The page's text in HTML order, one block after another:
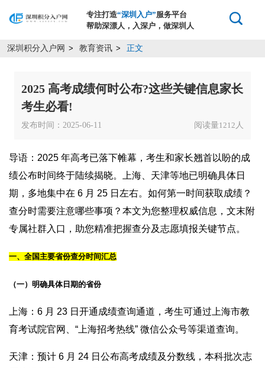
专注打造“深圳入户”服务平台
帮助深漂人，入深户，做深圳人
深圳积分入户网 > 教育资讯 > 正文
2025 高考成绩何时公布?这些关键信息家长
考生必看!
发布时间：2025-06-11 阅读量1212 人
导语：2025 年高考已落下帷幕，考生和家长翘首以盼的成
绩公布时间终于陆续揭晓。上海、天津等地已明确具体日
期，多地集中在 6 月 25 日左右。如何第一时间获取成绩？
查分时需要注意哪些事项？本文为您整理权威信息，文末附
专属社群入口，助您精准把握查分及志愿填报关键节点。
一、全国主要省份查分时间汇总
（一）明确具体日期的省份
上海：6 月 23 日开通成绩查询通道，考生可通过上海市教
育考试院官网、“上海招考热线” 微信公众号等渠道查询。
天津：预计 6 月 24 日公布高考成绩及分数线，本科批次志